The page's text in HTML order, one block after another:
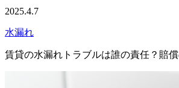
2025.4.7
水漏れ
賃貸の水漏れトラブルは誰の責任？賠